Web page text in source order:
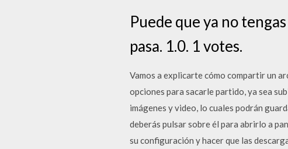
Puede que ya no
pasa. 1.0. 1 votes.
Vamos a explicarte cómo compartir un
opciones para sacarle partido, ya sea
imágenes y video, lo cuales podrán
deberás pulsar sobre él para abrirlo a
su configuración y hacer que las